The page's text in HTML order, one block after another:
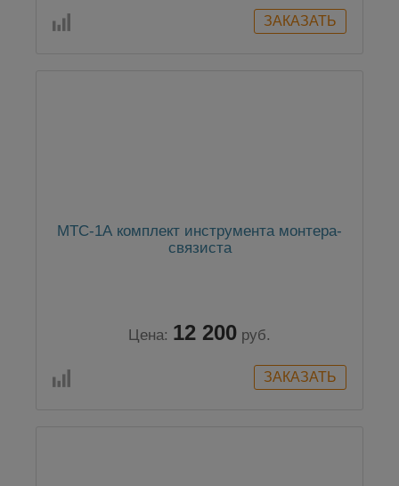
МТС-1А комплект инструмента монтера-
связиста
Цена: 12 200 руб.